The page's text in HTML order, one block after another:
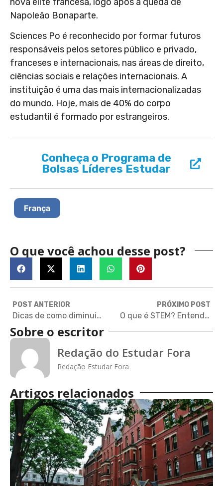
Napoleão Bonaparte.
Sciences Po é reconhecido por formar futuros
responsáveis pelos setores público e privado,
franceses e internacionais, nas áreas de direito,
ciências sociais e relações internacionais. A
instituição é uma das mais internacionalizadas
do mundo. Hoje, mais de 40% do corpo
estudantil é formado por estrangeiros.
Conheça o Programa de
Bolsas Líderes Estudar
França
O que você achou desse post?
POST ANTERIOR
Dicas de como diminuir o estresse no processo de application
PRÓXIMO POST
O que é STEM? Entenda os significados e origens do movimento
Sobre o escritor
Redação do Estudar Fora
Redação Estudar Fora
Artigos relacionados